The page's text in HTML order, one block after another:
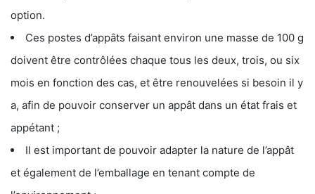
option.
Ces postes d’appâts faisant environ une masse de 100 g
doivent être contrôlées chaque tous les deux, trois, ou six
mois en fonction des cas, et être renouvelées si besoin il y
a, afin de pouvoir conserver un appât dans un état frais et
appétant ;
Il est important de pouvoir adapter la nature de l’appât
et également de l’emballage en tenant compte de